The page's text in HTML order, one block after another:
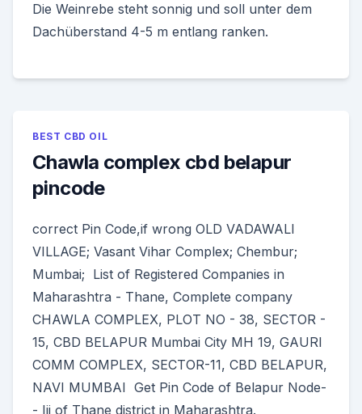
Die Weinrebe steht sonnig und soll unter dem
Dachüberstand 4-5 m entlang ranken.
BEST CBD OIL
Chawla complex cbd belapur
pincode
correct Pin Code,if wrong OLD VADAWALI
VILLAGE; Vasant Vihar Complex; Chembur;
Mumbai; List of Registered Companies in
Maharashtra - Thane, Complete company
CHAWLA COMPLEX, PLOT NO - 38, SECTOR -
15, CBD BELAPUR Mumbai City MH 19, GAURI
COMM COMPLEX, SECTOR-11, CBD BELAPUR,
NAVI MUMBAI Get Pin Code of Belapur Node-
- Iii of Thane district in Maharashtra.